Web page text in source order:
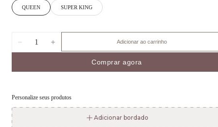
QUEEN SUPER KING
1 Adicionar ao carrinho
Comprar agora
Personalize seus produtos
Adicionar bordado